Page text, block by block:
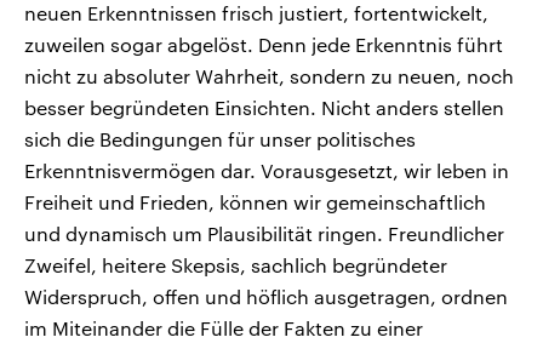
neuen Erkenntnissen frisch justiert, fortentwickelt,
zuweilen sogar abgelöst. Denn jede Erkenntnis führt
nicht zu absoluter Wahrheit, sondern zu neuen, noch
besser begründeten Einsichten. Nicht anders stellen
sich die Bedingungen für unser politisches
Erkenntnisvermögen dar. Vorausgesetzt, wir leben in
Freiheit und Frieden, können wir gemeinschaftlich
und dynamisch um Plausibilität ringen. Freundlicher
Zweifel, heitere Skepsis, sachlich begründeter
Widerspruch, offen und höflich ausgetragen, ordnen
im Miteinander die Fülle der Fakten zu einer